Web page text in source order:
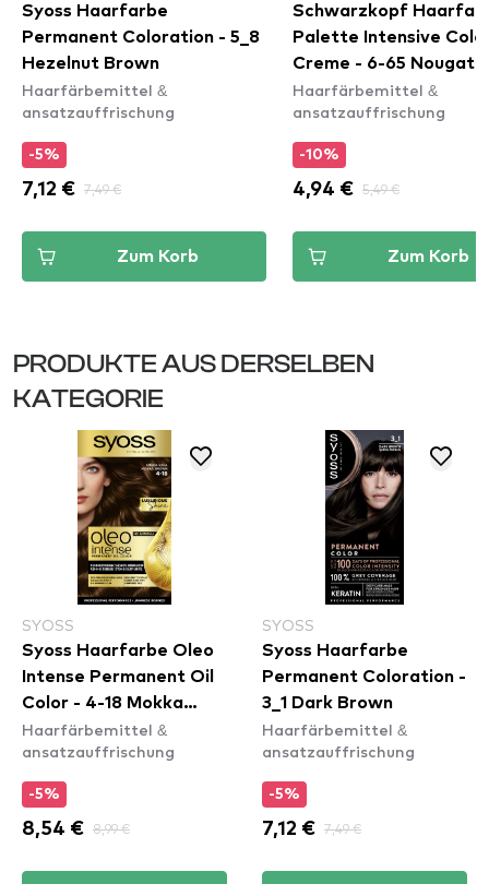
Syoss Haarfarbe
Permanent Coloration - 5_8
Hezelnut Brown
Haarfärbemittel &
ansatzauffrischung
-5%
7,12 € 7,49 €
Zum Korb
Schwarzkopf
Palette Intensive
Creme - 6-65 Nougat
Haarfärbemittel &
ansatzauffrischung
-10%
4,94 € 5,49 €
Zum Korb
PRODUKTE AUS DERSELBEN
KATEGORIE
SYOSS
Syoss Haarfarbe Oleo
Intense Permanent Oil
Color - 4-18 Mokka
Brown
Haarfärbemittel &
ansatzauffrischung
-5%
8,54 € 8,99 €
SYOSS
Syoss Haarfarbe
Permanent Coloration -
3_1 Dark Brown
Haarfärbemittel &
ansatzauffrischung
-5%
7,12 € 7,49 €